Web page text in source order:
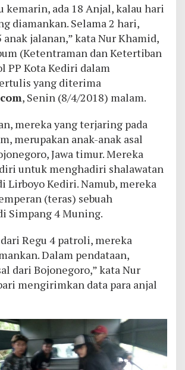
kemarin, ada 18 Anjal, kalau hari
diamankan. Selama 2 hari,
jalanan,” kata Nur Khamid,
(Ketentraman dan Ketertiban
PP Kota Kediri dalam
yang diterima
, Senin (8/4/2018) malam.
mereka yang terjaring pada
merupakan anak-anak asal
Jawa timur. Mereka
untuk menghadiri shalawatan
Lirboyo Kediri. Namub, mereka
(teras) sebuah
Simpang 4 Muning.
dari Regu 4 patroli, mereka
Dalam pendataan,
dari Bojonegoro,” kata Nur
mengirimkan data para anjal